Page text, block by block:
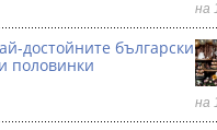
на
достойните български
половинки
на